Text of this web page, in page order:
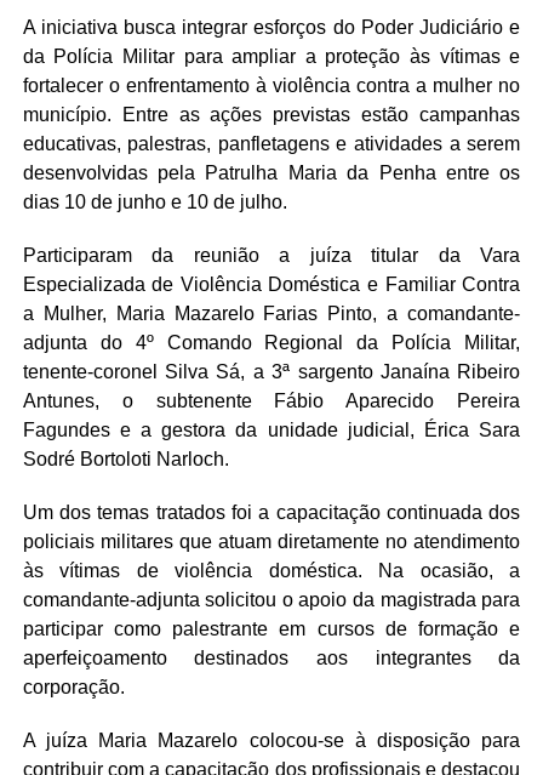
A iniciativa busca integrar esforços do Poder Judiciário e
da Polícia Militar para ampliar a proteção às vítimas e
fortalecer o enfrentamento à violência contra a mulher no
município. Entre as ações previstas estão campanhas
educativas, palestras, panfletagens e atividades a serem
desenvolvidas pela Patrulha Maria da Penha entre os
dias 10 de junho e 10 de julho.
Participaram da reunião a juíza titular da Vara
Especializada de Violência Doméstica e Familiar Contra
a Mulher, Maria Mazarelo Farias Pinto, a comandante-
adjunta do 4º Comando Regional da Polícia Militar,
tenente-coronel Silva Sá, a 3ª sargento Janaína Ribeiro
Antunes, o subtenente Fábio Aparecido Pereira
Fagundes e a gestora da unidade judicial, Érica Sara
Sodré Bortoloti Narloch.
Um dos temas tratados foi a capacitação continuada dos
policiais militares que atuam diretamente no atendimento
às vítimas de violência doméstica. Na ocasião, a
comandante-adjunta solicitou o apoio da magistrada para
participar como palestrante em cursos de formação e
aperfeiçoamento destinados aos integrantes da
corporação.
A juíza Maria Mazarelo colocou-se à disposição para
contribuir com a capacitação dos profissionais e destacou